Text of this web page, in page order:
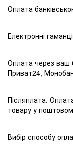
Оплата
Електронні
Оплата через ваш
Приват24,
Післяплата.
товару у
Вибір способу